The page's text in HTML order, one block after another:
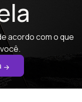
acordo com o que